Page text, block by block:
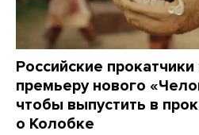
Российские
премьеру нового
чтобы выпустить в
о Колобке